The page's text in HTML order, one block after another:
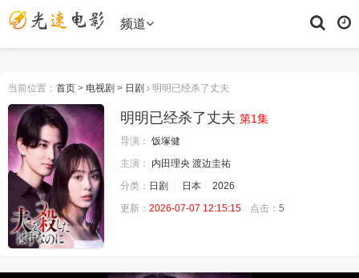
频道
当前位置： 首页 > 电视剧 > 日剧 明明已经杀了丈夫
明明已经杀了丈夫 第1集
导演： 饭塚健
主演：
内田理央 渡边圭祐
分类： 日剧 日本
2026
更新： 2026-07-07 12:15:15 点击： 5